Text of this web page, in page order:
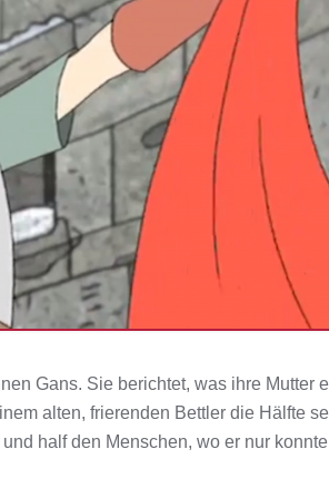
Gans. Sie berichtet, was ihre Mutter
alten, frierenden Bettler die Hälfte
half den Menschen, wo er nur